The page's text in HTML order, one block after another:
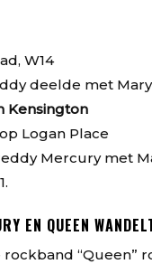
W14
deelde met
Kensington
Logan Place
Mercury met
EN QUEEN
“Queen”